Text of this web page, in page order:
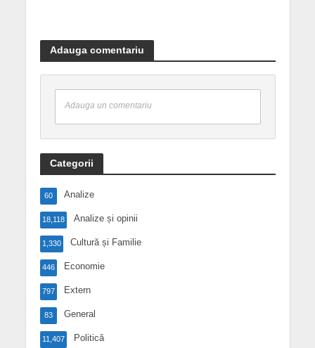
Adauga comentariu
Adauga un comentariu
Categorii
Analize
60
Analize și opinii
18,118
Cultură și Familie
1,330
Economie
446
Extern
797
General
83
Politică
11,407